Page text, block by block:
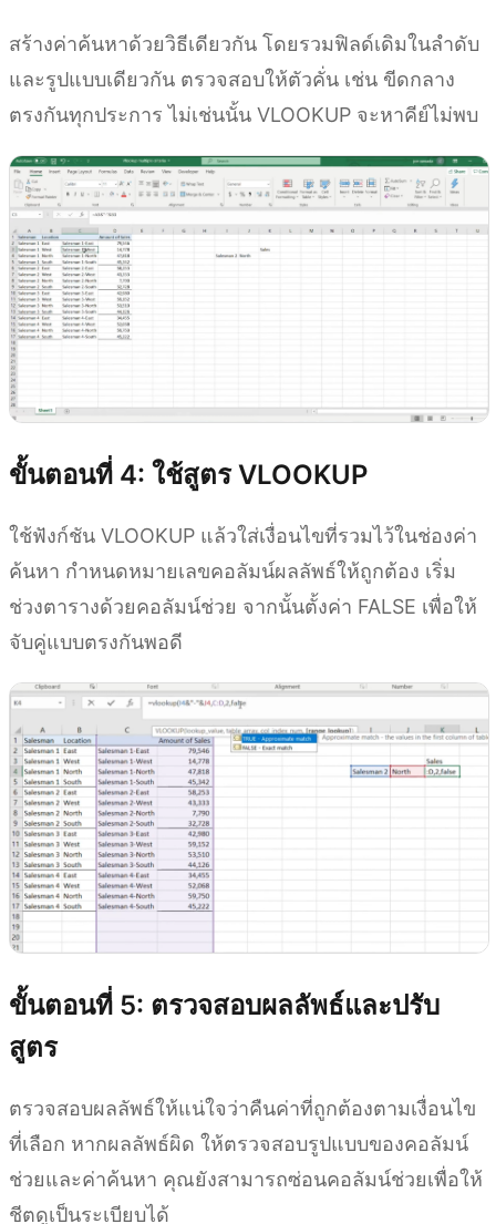
สร้างค่าค้นหาด้วยวิธีเดียวกัน โดยรวมฟิลด์เดิมในลำดับ
และรูปแบบเดียวกัน ตรวจสอบให้ตัวคั่น เช่น ขีดกลาง
ตรงกันทุกประการ ไม่เช่นนั้น VLOOKUP จะหาคีย์ไม่พบ
ขั้นตอนที่ 4: ใช้สูตร VLOOKUP
ใช้ฟังก์ชัน VLOOKUP แล้วใส่เงื่อนไขที่รวมไว้ในช่องค่า
ค้นหา กำหนดหมายเลขคอลัมน์ผลลัพธ์ให้ถูกต้อง เริ่ม
ช่วงตารางด้วยคอลัมน์ช่วย จากนั้นตั้งค่า FALSE เพื่อให้
จับคู่แบบตรงกันพอดี
ขั้นตอนที่ 5: ตรวจสอบผลลัพธ์และปรับ
สูตร
ตรวจสอบผลลัพธ์ให้แน่ใจว่าคืนค่าที่ถูกต้องตามเงื่อนไข
ที่เลือก หากผลลัพธ์ผิด ให้ตรวจสอบรูปแบบของคอลัมน์
ช่วยและค่าค้นหา คุณยังสามารถซ่อนคอลัมน์ช่วยเพื่อให้
ชีตดูเป็นระเบียบได้